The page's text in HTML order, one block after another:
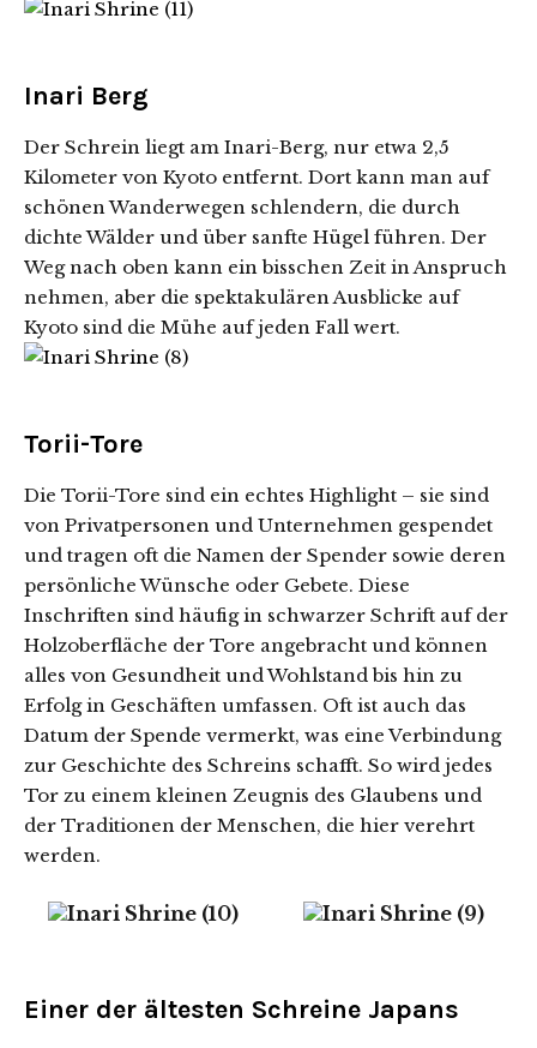
Inari Berg
Der Schrein liegt am Inari-Berg, nur etwa 2,5
Kilometer von Kyoto entfernt. Dort kann man auf
schönen Wanderwegen schlendern, die durch
dichte Wälder und über sanfte Hügel führen. Der
Weg nach oben kann ein bisschen Zeit in Anspruch
nehmen, aber die spektakulären Ausblicke auf
Kyoto sind die Mühe auf jeden Fall wert.
Torii-Tore
Die Torii-Tore sind ein echtes Highlight – sie sind
von Privatpersonen und Unternehmen gespendet
und tragen oft die Namen der Spender sowie deren
persönliche Wünsche oder Gebete. Diese
Inschriften sind häufig in schwarzer Schrift auf der
Holzoberfläche der Tore angebracht und können
alles von Gesundheit und Wohlstand bis hin zu
Erfolg in Geschäften umfassen. Oft ist auch das
Datum der Spende vermerkt, was eine Verbindung
zur Geschichte des Schreins schafft. So wird jedes
Tor zu einem kleinen Zeugnis des Glaubens und
der Traditionen der Menschen, die hier verehrt
werden.
Einer der ältesten Schreine Japans